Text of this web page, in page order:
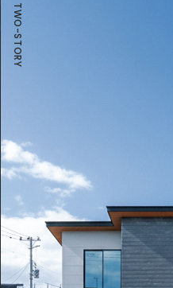
TWO-STORY